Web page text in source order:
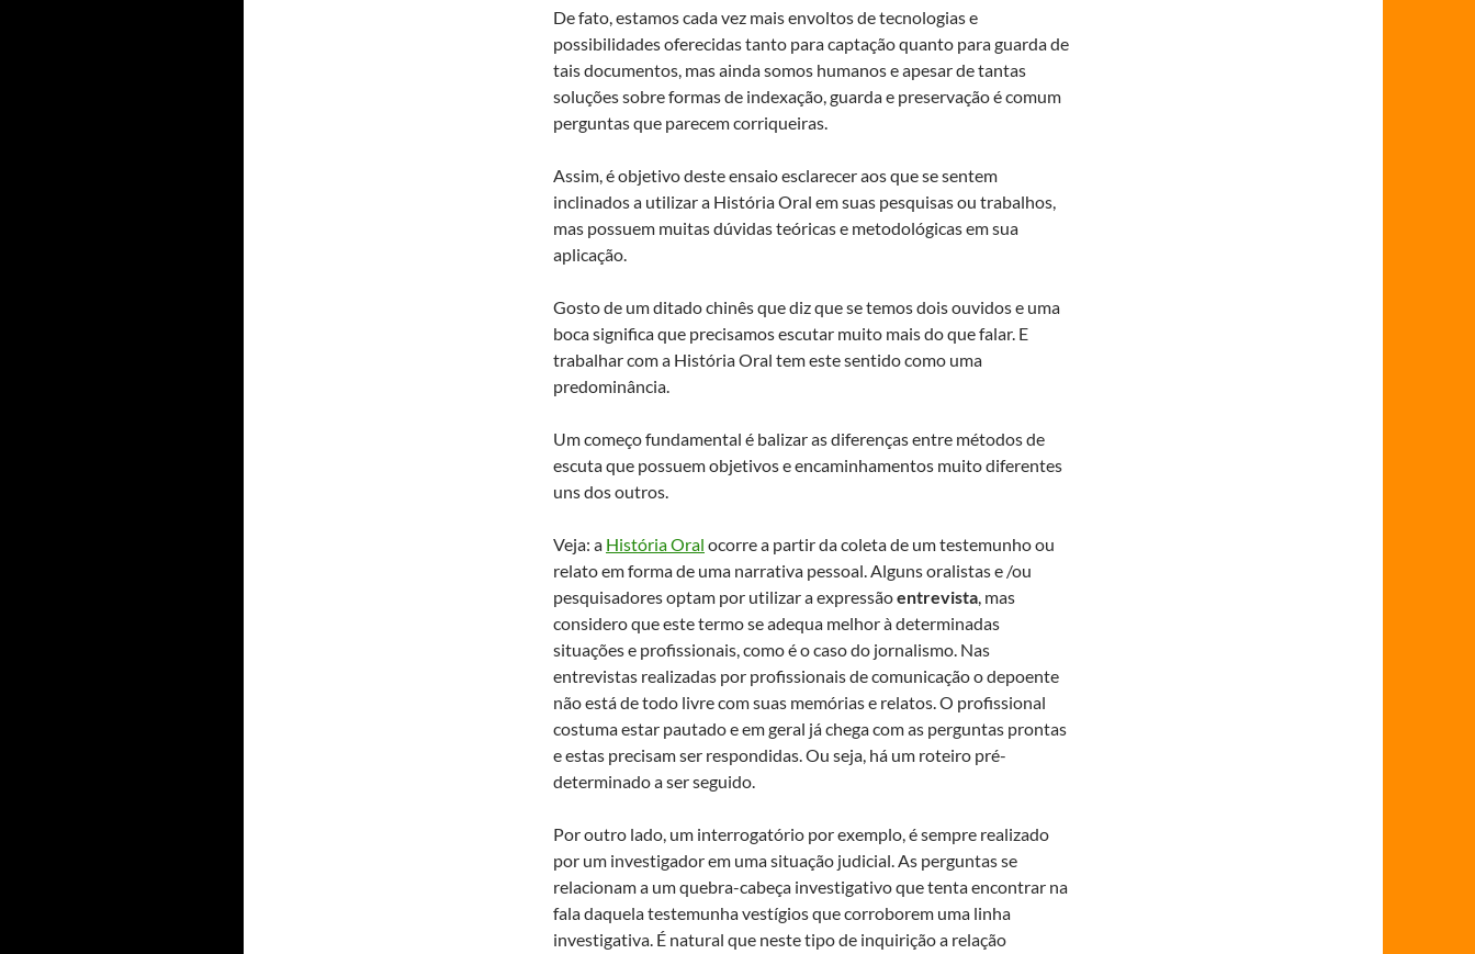
De fato, estamos cada vez mais envoltos de tecnologias e
possibilidades oferecidas tanto para captação quanto para guarda de
tais documentos, mas ainda somos humanos e apesar de tantas
soluções sobre formas de indexação, guarda e preservação é comum
perguntas que parecem corriqueiras.
Assim, é objetivo deste ensaio esclarecer aos que se sentem
inclinados a utilizar a História Oral em suas pesquisas ou trabalhos,
mas possuem muitas dúvidas teóricas e metodológicas em sua
aplicação.
Gosto de um ditado chinês que diz que se temos dois ouvidos e uma
boca significa que precisamos escutar muito mais do que falar. E
trabalhar com a História Oral tem este sentido como uma
predominância.
Um começo fundamental é balizar as diferenças entre métodos de
escuta que possuem objetivos e encaminhamentos muito diferentes
uns dos outros.
Veja: a História Oral ocorre a partir da coleta de um testemunho ou
relato em forma de uma narrativa pessoal. Alguns oralistas e /ou
pesquisadores optam por utilizar a expressãoentrevista, mas
considero que este termo se adequa melhor à determinadas
situações e profissionais, como é o caso do jornalismo. Nas
entrevistas realizadas por profissionais de comunicação o depoente
não está de todo livre com suas memórias e relatos. O profissional
costuma estar pautado e em geral já chega com as perguntas prontas
e estas precisam ser respondidas. Ou seja, há um roteiro pré-
determinado a ser seguido.
Por outro lado, um interrogatório por exemplo, é sempre realizado
por um investigador em uma situação judicial. As perguntas se
relacionam a um quebra-cabeça investigativo que tenta encontrar na
fala daquela testemunha vestígios que corroborem uma linha
investigativa. É natural que neste tipo de inquirição a relação